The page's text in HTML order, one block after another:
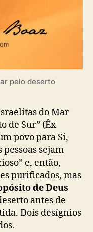
h
P
n
k
)
pelo deserto
do Mar
de Sur” (Êx
povo para Si,
pessoas sejam
e, então,
purificados, mas
de Deus
antes de
Dois desígnios